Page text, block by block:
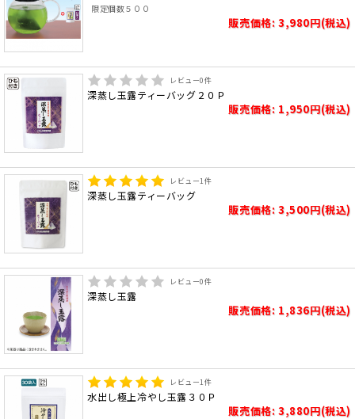
限定個数５００
販売価格: 3,980円(税込)
レビュー0件
深蒸し玉露ティーバッグ２０Ｐ
販売価格: 1,950円(税込)
レビュー1件
深蒸し玉露ティーバッグ
販売価格: 3,500円(税込)
レビュー0件
深蒸し玉露
販売価格: 1,836円(税込)
レビュー1件
水出し極上冷やし玉露３０Ｐ
販売価格: 3,880円(税込)